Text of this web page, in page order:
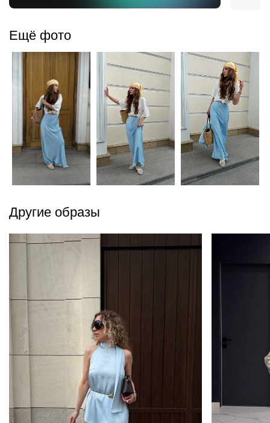
Ещё фото
Другие образы